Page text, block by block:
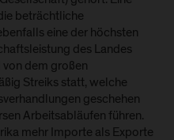
beträchtliche
eine der höchsten
des Landes
dem großen
Streiks statt, welche
geschehen
Arbeitsabläufen führen.
mehr Importe als Exporte